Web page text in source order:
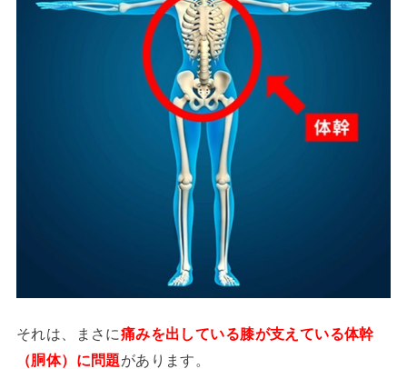
それは、まさに痛みを出している膝が支えている体幹
（胴体）に問題があります。